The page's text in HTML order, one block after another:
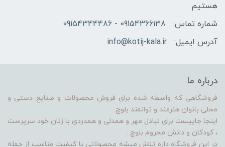
هستیم
شماره تماس:
09154366138 - 09154344486
آدرس ایمیل:
info@kotij-kala.ir
درباره ما
فروشگاهی که واسطه شده برای فروش محصولات و صنایع دستی و
محلی بانوان هنرمند و توانمند بلوچ.
اینجا جاییست برای تبادل مهر و همدلی و همدردی با زنان خود سرپرست
، کودکان و دانش محروم بلوچ .
در این فروشگاه داره تلاش میشه محصولاتی با کیفیت مناسب از جمله